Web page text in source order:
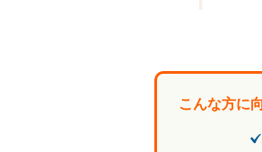
こんな方に